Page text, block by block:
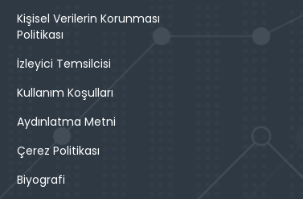
Kişisel Verilerin Korunması
Politikası
İzleyici Temsilcisi
Kullanım Koşulları
Aydınlatma Metni
Çerez Politikası
Biyografi